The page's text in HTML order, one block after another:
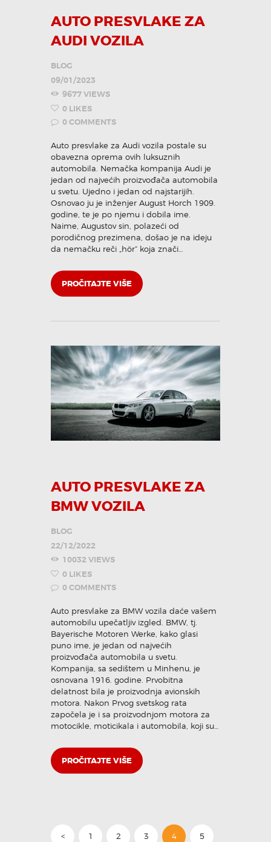
AUTO PRESVLAKE ZA
AUDI VOZILA
BLOG
09/01/2023
9677VIEWS
0 LIKES
0COMMENTS
Auto presvlake za Audi vozila postale su
obavezna oprema ovih luksuznih
automobila. Nemačka kompanija Audi je
jedan od najvećih proizvođača automobila
u svetu. Ujedno i jedan od najstarijih.
Osnovao ju je inženjer August Horch 1909.
godine, te je po njemu i dobila ime.
Naime, Augustov sin, polazeći od
porodičnog prezimena, došao je na ideju
da nemačku reči „hör“ koja znači…
PROČITAJTE VIŠE
AUTO PRESVLAKE ZA
BMW VOZILA
BLOG
22/12/2022
10032VIEWS
0 LIKES
0COMMENTS
Auto presvlake za BMW vozila daće vašem
automobilu upečatljiv izgled. BMW, tj.
Bayerische Motoren Werke, kako glasi
puno ime, je jedan od najvećih
proizvođača automobila u svetu.
Kompanija, sa sedištem u Minhenu, je
osnovana 1916. godine. Prvobitna
delatnost bila je proizvodnja avionskih
motora. Nakon Prvog svetskog rata
započela je i sa proizvodnjom motora za
motocikle, moticikala i automobila, koji su…
PROČITAJTE VIŠE
< 1 2 3 4 5